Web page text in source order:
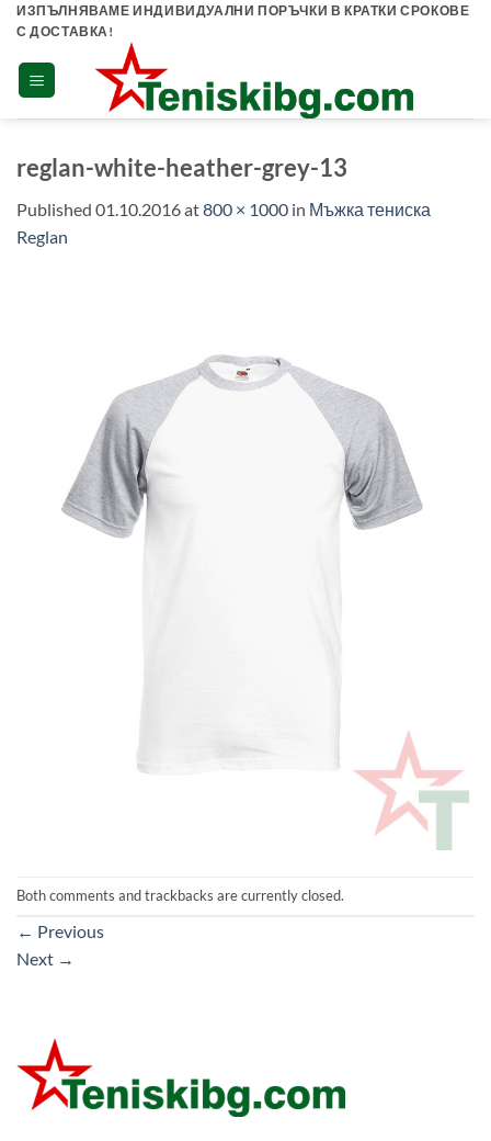
Skip
content
ИЗПЪЛНЯВАМЕ ИНДИВИДУАЛНИ ПОРЪЧКИ В КРАТКИ СРОКОВЕ
С ДОСТАВКА!
reglan-white-heather-grey-13
Published 01.10.2016at800 × 1000 in Мъжка тениска
Reglan
Both comments and trackbacks are currently closed.
← Previous
Next →